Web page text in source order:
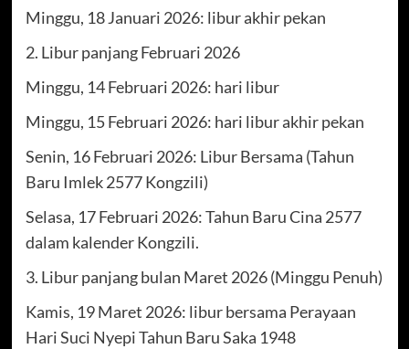
Minggu, 18 Januari 2026: libur akhir pekan
2. Libur panjang Februari 2026
Minggu, 14 Februari 2026: hari libur
Minggu, 15 Februari 2026: hari libur akhir pekan
Senin, 16 Februari 2026: Libur Bersama (Tahun
Baru Imlek 2577 Kongzili)
Selasa, 17 Februari 2026: Tahun Baru Cina 2577
dalam kalender Kongzili.
3. Libur panjang bulan Maret 2026 (Minggu Penuh)
Kamis, 19 Maret 2026: libur bersama Perayaan
Hari Suci Nyepi Tahun Baru Saka 1948